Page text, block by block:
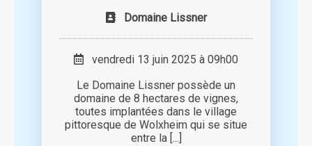
Domaine Lissner
vendredi 13 juin 2025 à 09h00
Le Domaine Lissner possède un
domaine de 8 hectares de vignes,
toutes implantées dans le village
pittoresque de Wolxheim qui se situe
entre la [...]